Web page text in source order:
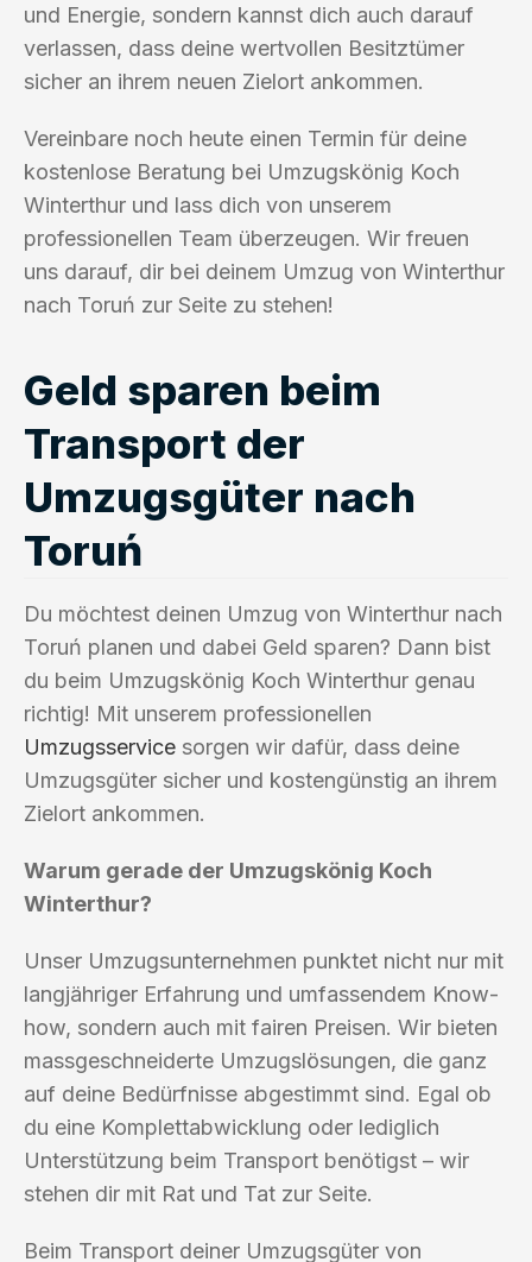
und Energie, sondern kannst dich auch darauf
verlassen, dass deine wertvollen Besitztümer
sicher an ihrem neuen Zielort ankommen.
Vereinbare noch heute einen Termin für deine
kostenlose Beratung bei Umzugskönig Koch
Winterthur und lass dich von unserem
professionellen Team überzeugen. Wir freuen
uns darauf, dir bei deinem Umzug von Winterthur
nach Toruń zur Seite zu stehen!
Geld sparen beim
Transport der
Umzugsgüter nach
Toruń
Du möchtest deinen Umzug von Winterthur nach
Toruń planen und dabei Geld sparen? Dann bist
du beim Umzugskönig Koch Winterthur genau
richtig! Mit unserem professionellen
Umzugsservice sorgen wir dafür, dass deine
Umzugsgüter sicher und kostengünstig an ihrem
Zielort ankommen.
Warum gerade der Umzugskönig Koch
Winterthur?
Unser Umzugsunternehmen punktet nicht nur mit
langjähriger Erfahrung und umfassendem Know-
how, sondern auch mit fairen Preisen. Wir bieten
massgeschneiderte Umzugslösungen, die ganz
auf deine Bedürfnisse abgestimmt sind. Egal ob
du eine Komplettabwicklung oder lediglich
Unterstützung beim Transport benötigst – wir
stehen dir mit Rat und Tat zur Seite.
Beim Transport deiner Umzugsgüter von